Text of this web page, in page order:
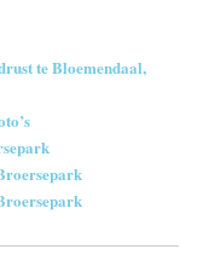
te Bloemendaal,